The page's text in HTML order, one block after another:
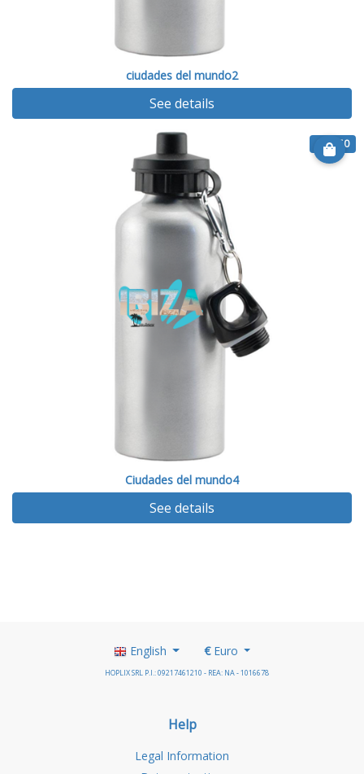
ciudades del mundo2
See details
€ 22.50
Ciudades del mundo4
See details
English €Euro
HOPLIX SRL P.I.: 09217461210 - REA: NA - 1016678
Help
Legal Information